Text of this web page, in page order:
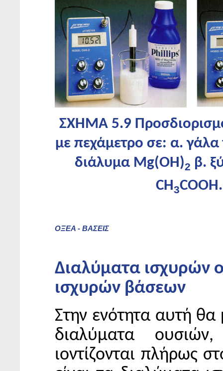
ΣΧΗΜΑ 5.9
με πεχάμετρο σε: α. γάλα
διάλυμα Mg(ΟH)2 β.
CH3COOH.
ΟΞΕΑ - ΒΑΣΕΙΣ
Διαλύματα ισχυρών
ισχυρών βάσεων
Στην ενότητα αυτή θα
διαλύματα
ιοντίζονται πλήρως